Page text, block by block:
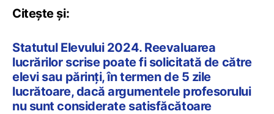
Citește și:
Statutul Elevului 2024. Reevaluarea
lucrărilor scrise poate fi solicitată de către
elevi sau părinți, în termen de 5 zile
lucrătoare, dacă argumentele profesorului
nu sunt considerate satisfăcătoare